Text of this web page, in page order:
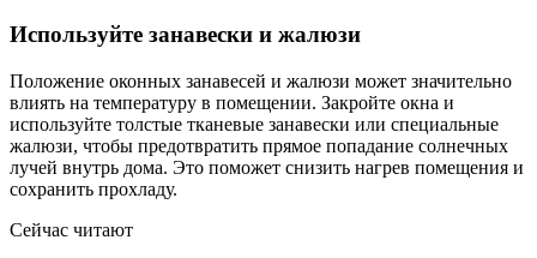
Используйте занавески и жалюзи
Положение оконных занавесей и жалюзи может значительно
влиять на температуру в помещении. Закройте окна и
используйте толстые тканевые занавески или специальные
жалюзи, чтобы предотвратить прямое попадание солнечных
лучей внутрь дома. Это поможет снизить нагрев помещения и
сохранить прохладу.
Сейчас читают